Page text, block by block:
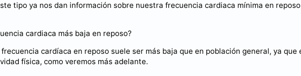
tipo ya nos dan información sobre nuestra frecuencia cardiaca mínima en
cardiaca más baja en reposo?
cardíaca en reposo suele ser más baja que en población general, ya que
física, como veremos más adelante.